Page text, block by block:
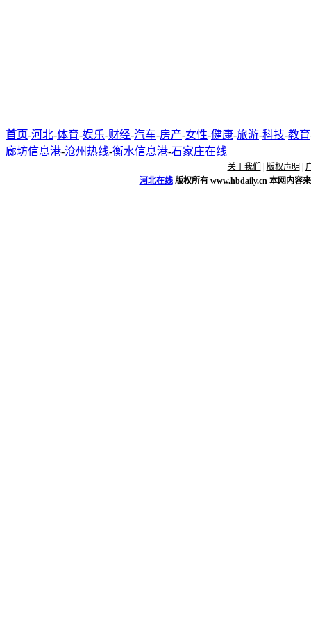
首页-河北-体育-娱乐-财经-汽车-房产-女性-健康-旅游-科技-教育
廊坊信息港-沧州热线-衡水信息港-石家庄在线
关于我们 | 版权声明 |
河北在线版权所有 www.hbdaily.cn 本网内容